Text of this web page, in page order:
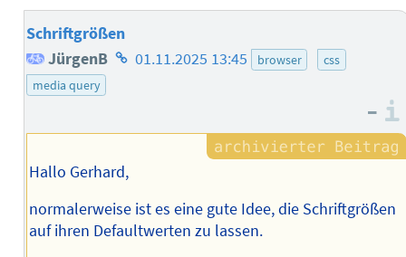
Schriftgrößen
JürgenB Homepage
01.11.2025 13:45 browser
css
media query
–
Hallo Gerhard,
normalerweise ist es eine gute Idee, die Schriftgrößen
auf ihren Defaultwerten zu lassen.